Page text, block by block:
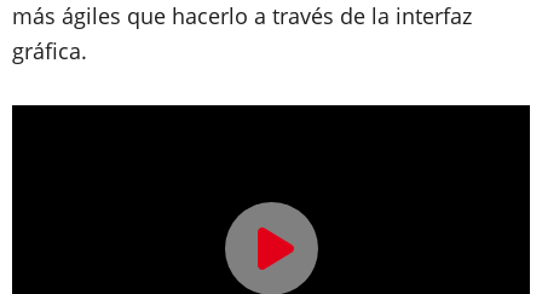
más ágiles que hacerlo a través de la interfaz
gráfica.